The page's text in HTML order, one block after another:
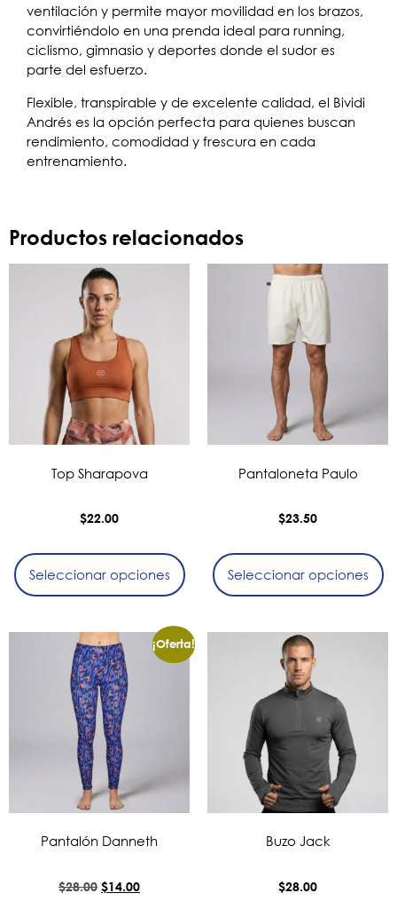
ventilación y permite mayor movilidad en los brazos,
convirtiéndolo en una prenda ideal para running,
ciclismo, gimnasio y deportes donde el sudor es
parte del esfuerzo.
Flexible, transpirable y de excelente calidad, el Bividi
Andrés es la opción perfecta para quienes buscan
rendimiento, comodidad y frescura en cada
entrenamiento.
Productos relacionados
Top Sharapova
$22.00
Seleccionar opciones
Pantaloneta Paulo
$23.50
Seleccionar opciones
¡Oferta!
Pantalón Danneth
$28.00 $14.00
Buzo Jack
$28.00